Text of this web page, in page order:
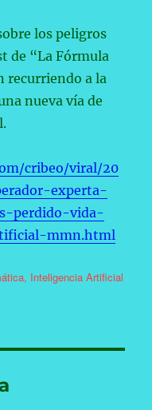
los peligros
de “La Fórmula
recurriendo a la
nueva vía de
cribeo/viral/20
experta-
perdido-vida-
mmn.html
, Inteligencia Artificial